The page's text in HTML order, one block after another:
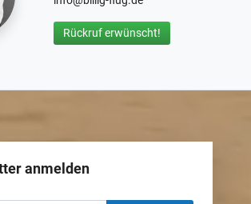
Rückruf erwünscht!
anmelden